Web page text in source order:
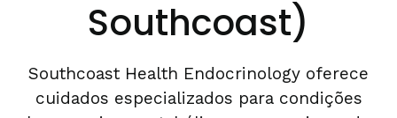
Southcoast)
Southcoast Health Endocrinology oferece
cuidados especializados para condições